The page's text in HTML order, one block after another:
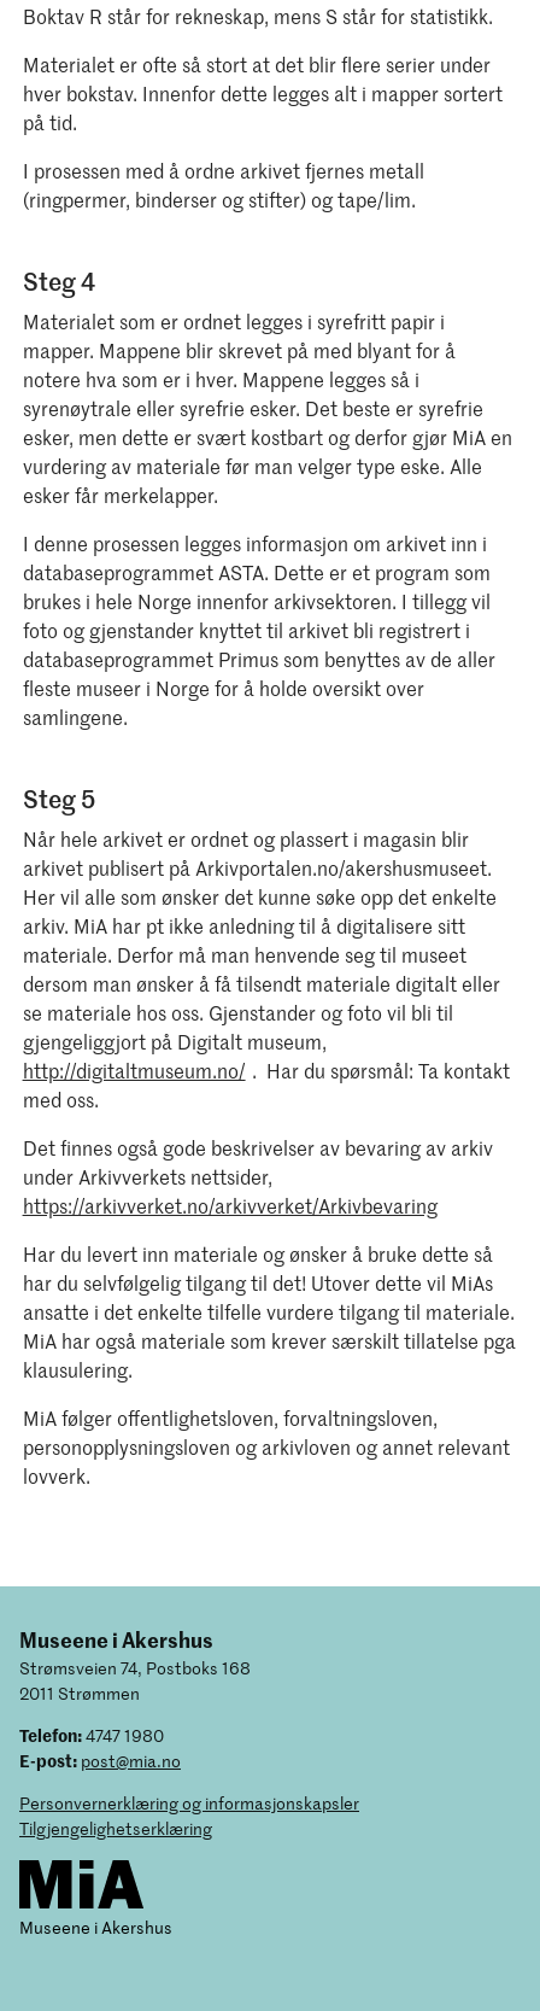
Boktav R står for rekneskap, mens S står for statistikk.
Materialet er ofte så stort at det blir flere serier under
hver bokstav. Innenfor dette legges alt i mapper sortert
på tid.
I prosessen med å ordne arkivet fjernes metall
(ringpermer, binderser og stifter) og tape/lim.
Steg 4
Materialet som er ordnet legges i syrefritt papir i
mapper. Mappene blir skrevet på med blyant for å
notere hva som er i hver. Mappene legges så i
syrenøytrale eller syrefrie esker. Det beste er syrefrie
esker, men dette er svært kostbart og derfor gjør MiA en
vurdering av materiale før man velger type eske. Alle
esker får merkelapper.
I denne prosessen legges informasjon om arkivet inn i
databaseprogrammet ASTA. Dette er et program som
brukes i hele Norge innenfor arkivsektoren. I tillegg vil
foto og gjenstander knyttet til arkivet bli registrert i
databaseprogrammet Primus som benyttes av de aller
fleste museer i Norge for å holde oversikt over
samlingene.
Steg 5
Når hele arkivet er ordnet og plassert i magasin blir
arkivet publisert på Arkivportalen.no/akershusmuseet.
Her vil alle som ønsker det kunne søke opp det enkelte
arkiv. MiA har pt ikke anledning til å digitalisere sitt
materiale. Derfor må man henvende seg til museet
dersom man ønsker å få tilsendt materiale digitalt eller
se materiale hos oss. Gjenstander og foto vil bli til
gjengeliggjort på Digitalt museum,
http://digitaltmuseum.no/ . Har du spørsmål: Ta kontakt
med oss.
Det finnes også gode beskrivelser av bevaring av arkiv
under Arkivverkets nettsider,
https://arkivverket.no/arkivverket/Arkivbevaring
Har du levert inn materiale og ønsker å bruke dette så
har du selvfølgelig tilgang til det! Utover dette vil MiAs
ansatte i det enkelte tilfelle vurdere tilgang til materiale.
MiA har også materiale som krever særskilt tillatelse pga
klausulering.
MiA følger offentlighetsloven, forvaltningsloven,
personopplysningsloven og arkivloven og annet relevant
lovverk.
Museene i Akershus
Strømsveien 74, Postboks 168
2011 Strømmen
Telefon:4747 1980
E-post: post@mia.no
Personvernerklæring og informasjonskapsler
Tilgjengelighetserklæring
Museene i Akershus